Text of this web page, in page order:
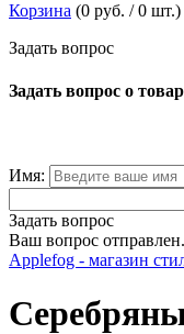
Корзина (0 руб. /0 шт.)
Задать вопрос
Задать вопрос о
Имя:
Задать вопрос
Ваш вопрос
Applefog - магазин